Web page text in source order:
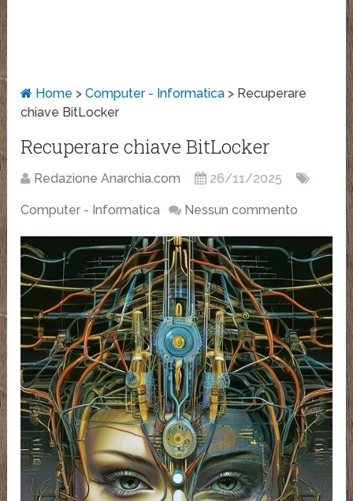
Home >Computer - Informatica > Recuperare
chiave BitLocker
Recuperare chiave BitLocker
Redazione Anarchia.com 26/11/2025
Computer - Informatica Nessun commento